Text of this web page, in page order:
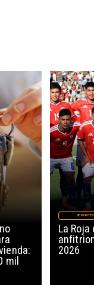
mil
La
2026
DEPORTES